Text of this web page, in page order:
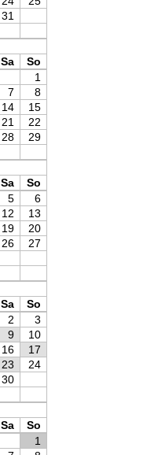
31
Sa
So
1
7
8
14
15
21
22
28
29
Sa
So
5
6
12
13
19
20
26
27
Sa
So
2
3
9
10
16
17
23
24
30
Sa
So
1